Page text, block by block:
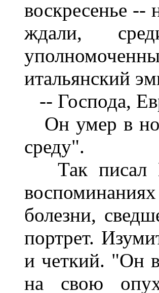
воскресенье --
ждали,
итальянский
-- Господа,
Он умер в
среду".
Так писал
болезни,
портрет.
и четкий. "Он
на свою